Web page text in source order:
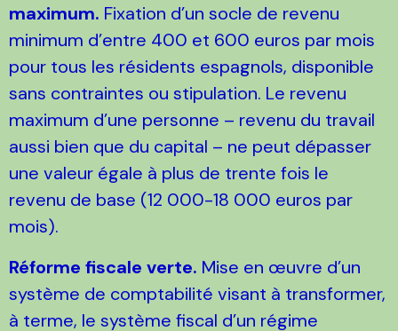
maximum. Fixation d’un socle de revenu
minimum d’entre 400 et 600 euros par mois
pour tous les résidents espagnols, disponible
sans contraintes ou stipulation. Le revenu
maximum d’une personne – revenu du travail
aussi bien que du capital – ne peut dépasser
une valeur égale à plus de trente fois le
revenu de base (12 000-18 000 euros par
mois).
Réforme fiscale verte. Mise en œuvre d’un
système de comptabilité visant à transformer,
à terme, le système fiscal d’un régime